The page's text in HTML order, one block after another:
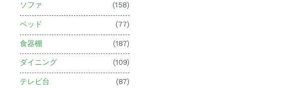
ソファ (158)
ベッド (77)
食器棚 (187)
ダイニング (109)
テレビ台 (87)